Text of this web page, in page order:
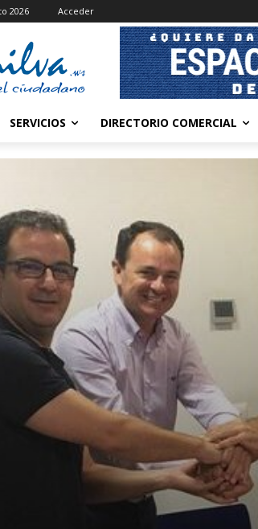
2026 Acceder
SERVICIOS DIRECTORIO COMERCIAL